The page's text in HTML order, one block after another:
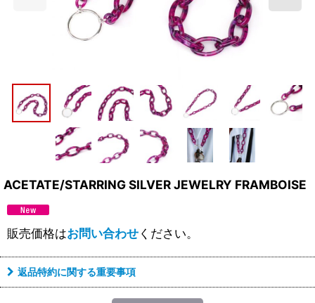
ACETATE/STARRING SILVER JEWELRY FRAMBOISE
販売価格はお問い合わせください。
返品特約に関する重要事項